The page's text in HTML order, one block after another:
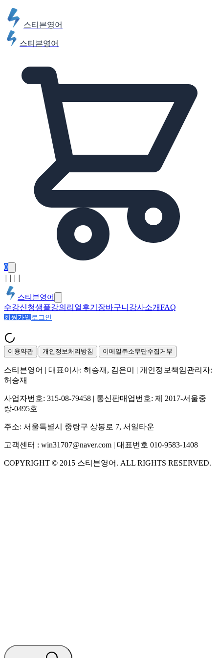
스티븐영어
스티븐영어
0
스티븐영어
수강신청샘플강의 리얼후기 장바구니 강사소개FAQ
회원가입 로그인
이용약관 | 개인정보처리방침 | 이메일주소무단수집거부
스티븐영어 | 대표이사: 허승재, 김은미
| 개인정보책임관리자:
허승재
사업자번호: 315-08-79458 | 통신판매업번호: 제 2017-서울중
랑-0495호
주소: 서울특별시 중랑구 상봉로 7, 서일타운
고객센터 : win31707@naver.com | 대표번호 010-9583-1408
COPYRIGHT © 2015 스티븐영어 . ALL RIGHTS RESERVED.